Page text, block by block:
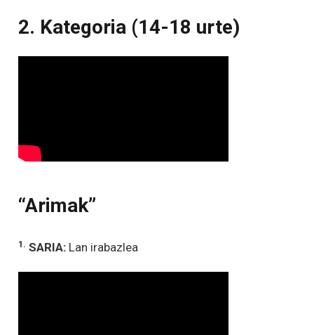
2. Kategoria (14-18 urte)
“Arimak”
1. SARIA:Lan irabazlea